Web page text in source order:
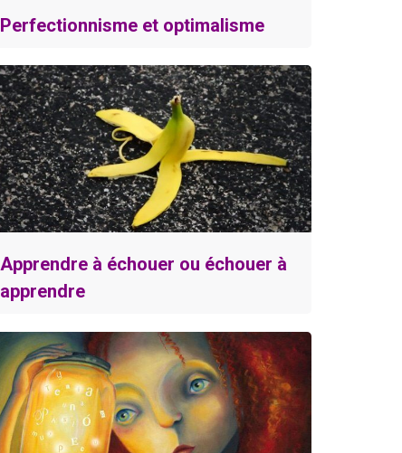
Perfectionnisme et optimalisme
Apprendre à échouer ou échouer à
apprendre